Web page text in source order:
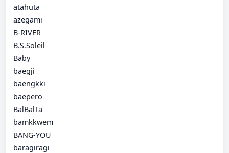
atahuta
azegami
B-RIVER
B.S.Soleil
Baby
baegji
baengkki
baepero
BalBalTa
bamkkwem
BANG-YOU
baragiragi